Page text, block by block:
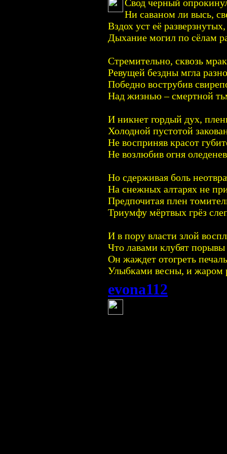
Свод черный
Ни саваном ли высь,
Вздох уст её
Дыхание могил по сёлам
Стремительно, сквозь
Ревущей бездны мгла
Победно вострубив
Над жизнью – смертной
И никнет гордый дух,
Холодной пустотой
Не восприняв красот
Не возлюбив огня
Но сдерживая боль
На снежных алтарях не
Предпочитая плен
Триумфу мёртвых грёз
И в пору власти злой
Что лавами клубят
Он жаждет отогреть
Улыбками весны, и жаром
evona112